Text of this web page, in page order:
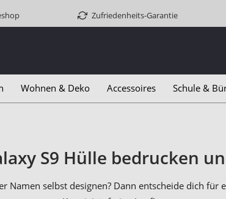
Zufriedenheits-Garantie
Wohnen & Deko Accessoires Schule &
S9 Hülle bedrucken
Namen selbst designen? Dann entscheide dich